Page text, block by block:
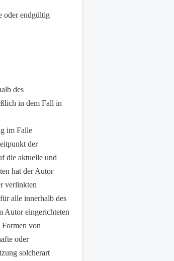
oder endgültig
des
in dem Fall in
im Falle
der
die aktuelle und
hat der Autor
verlinkten
alle innerhalb des
Autor eingerichteten
von
oder
solcherart